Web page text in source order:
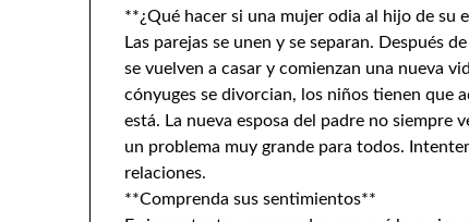
**¿Qué hacer si una mujer odia al hijo de su
Las parejas se unen y se separan. Después
se vuelven a casar y comienzan una nueva
cónyuges se divorcian, los niños tienen que
está. La nueva esposa del padre no siempre
un problema muy grande para todos.
relaciones.
**Comprenda sus sentimientos**